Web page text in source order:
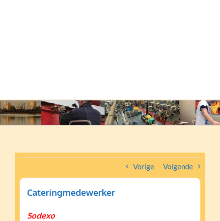
Vorige Volgende
Cateringmedewerker
Sodexo